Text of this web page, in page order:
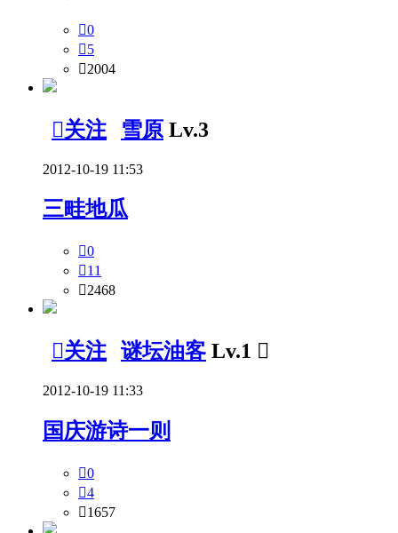
0
5
2004
关注 雪原 Lv.3
2012-10-19 11:53
三畦地瓜
0
11
2468
关注 谜坛油客 Lv.1 
2012-10-19 11:33
国庆游诗一则
0
4
1657